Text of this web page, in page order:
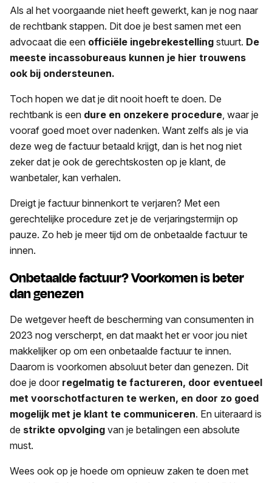
Als al het voorgaande niet heeft gewerkt, kan je nog naar
de rechtbank stappen. Dit doe je best samen met een
advocaat die een officiële ingebrekestelling stuurt. De
meeste incassobureaus kunnen je hier trouwens
ook bij ondersteunen.
Toch hopen we dat je dit nooit hoeft te doen. De
rechtbank is een dure en onzekere procedure, waar je
vooraf goed moet over nadenken. Want zelfs als je via
deze weg de factuur betaald krijgt, dan is het nog niet
zeker dat je ook de gerechtskosten op je klant, de
wanbetaler, kan verhalen.
Dreigt je factuur binnenkort te verjaren? Met een
gerechtelijke procedure zet je de verjaringstermijn op
pauze. Zo heb je meer tijd om de onbetaalde factuur te
innen.
Onbetaalde factuur? Voorkomen is beter
dan genezen
De wetgever heeft de bescherming van consumenten in
2023 nog verscherpt, en dat maakt het er voor jou niet
makkelijker op om een onbetaalde factuur te innen.
Daarom is voorkomen absoluut beter dan genezen. Dit
doe je door regelmatig te factureren, door eventueel
met voorschotfacturen te werken, en door zo goed
mogelijk met je klant te communiceren. En uiteraard is
de strikte opvolging van je betalingen een absolute
must.
Wees ook op je hoede om opnieuw zaken te doen met